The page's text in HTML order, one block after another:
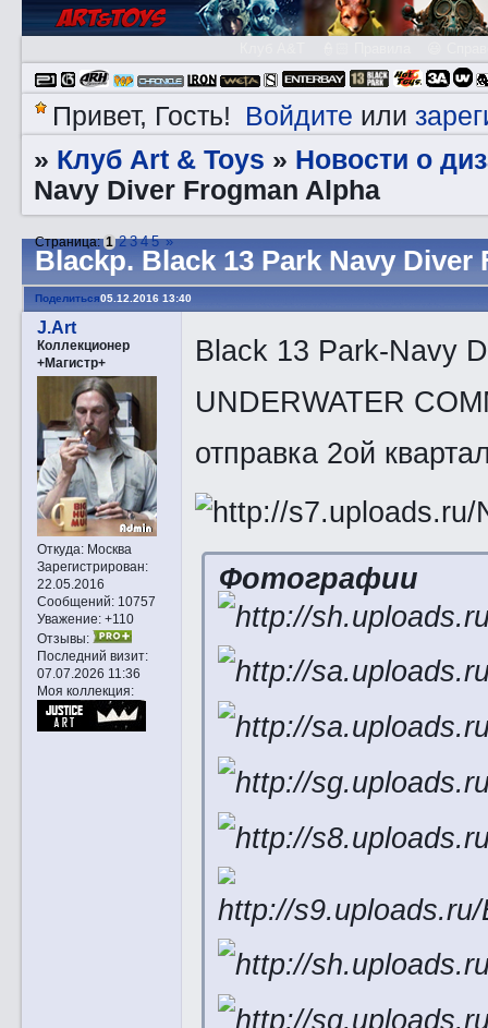
Привет, Гость! Войдите или
» Клуб Art & Toys » Новости о
Navy Diver Frogman Alpha
Blаckp. Black 13 Park Navy Diver
Страница:1 2 3 4 5 »
Поделиться05.12.2016 13:40
J.Art
Коллекционер
+Магистр+
Откуда:Москва
Зарегистрирован:
22.05.2016
Сообщений:10757
Уважение: +110
Отзывы:
Последний визит:
07.07.2026 11:36
Моя коллекция:
Black 13 Park-Navy
UNDERWATER
отправка 2ой
Фотографии